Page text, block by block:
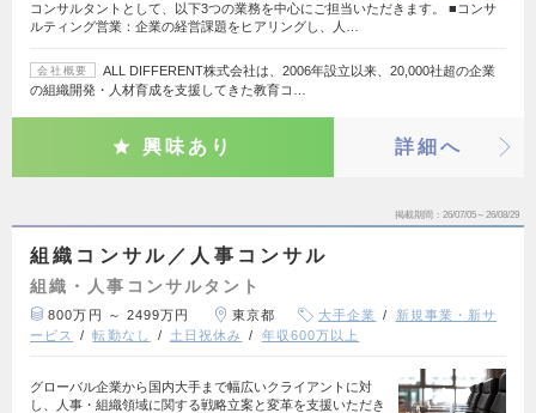
コンサルタントとして、以下3つの業務を中心にご担当いただきます。 ■コンサ
ルティング営業：企業の経営課題をヒアリングし、人…
会社概要
ALL DIFFERENT株式会社は、2006年設立以来、20,000社超の企業
の組織開発・人材育成を支援してきた教育コ…
興味あり 詳細へ
掲載期間 26/07/05～26/08/29
組織コンサル／人事コンサル
組織・人事コンサルタント
800万円 ～ 2499万円 東京都 大手企業
新規事業・新サ
ービス
転勤なし 土日祝休み 年収600万以上
グローバル企業から国内大手まで幅広いクライアントに対
し、人事・組織領域に関する戦略立案と変革を支援いただき